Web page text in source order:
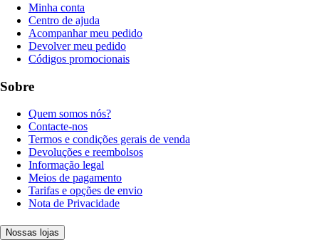
Minha conta
Centro de ajuda
Acompanhar meu pedido
Devolver meu pedido
Códigos promocionais
Sobre
Quem somos nós?
Contacte-nos
Termos e condições gerais de venda
Devoluções e reembolsos
Informação legal
Meios de pagamento
Tarifas e opções de envio
Nota de Privacidade
Nossas lojas